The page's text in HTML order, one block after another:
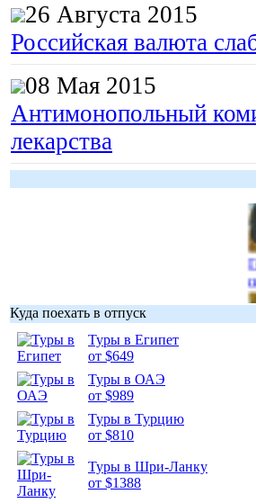
26 Августа 2015
Российская валюта
08 Мая 2015
Антимонопольный
лекарства
Куда поехать в отпуск
Туры в Египет
от $649
Туры в ОАЭ
от $989
Туры в Турцию
от $810
Туры в Шри-Ланку
от $1388